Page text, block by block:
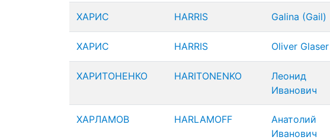
ХАРИС HARRIS Galina (Gail)
ХАРИС HARRIS Oliver Glaser
ХАРИТОНЕНКО HARITONENKO
Леонид
Иванович
ХАРЛАМОВ HARLAMOFF
Анатолий
Иванович